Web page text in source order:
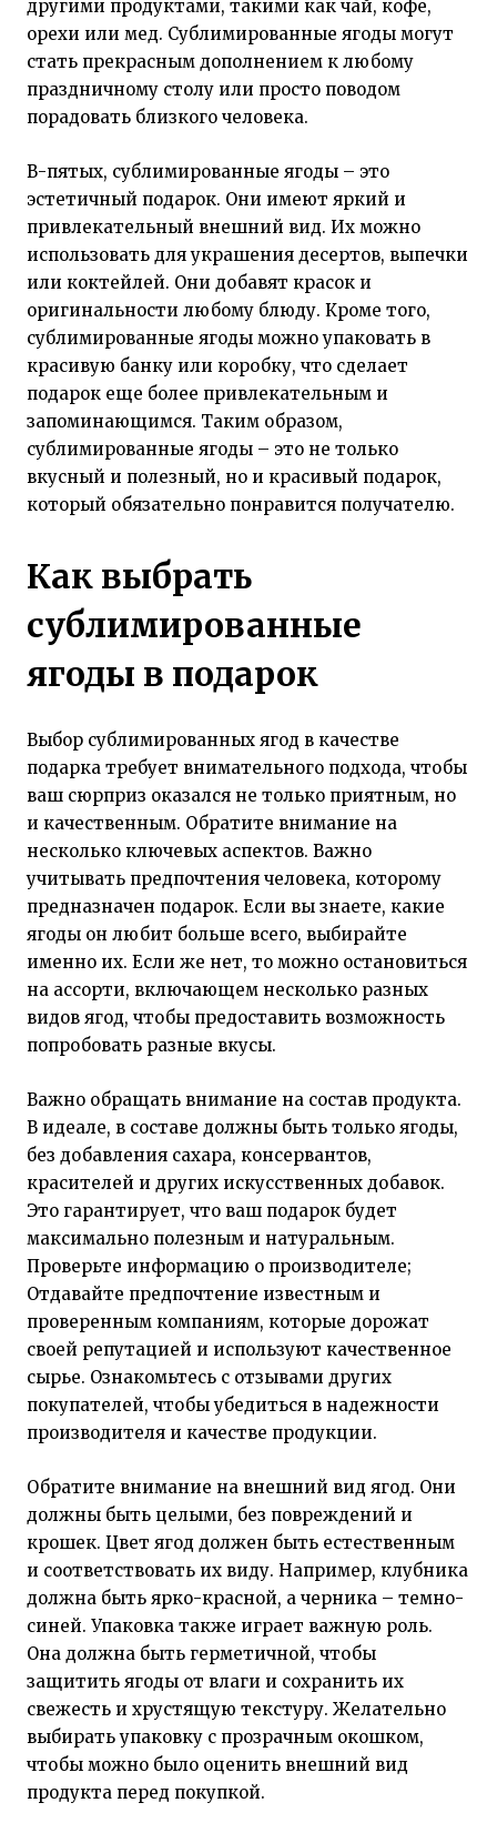
другими продуктами, такими как чай, кофе,
орехи или мед. Сублимированные ягоды могут
стать прекрасным дополнением к любому
праздничному столу или просто поводом
порадовать близкого человека.
В-пятых, сублимированные ягоды – это
эстетичный подарок. Они имеют яркий и
привлекательный внешний вид. Их можно
использовать для украшения десертов, выпечки
или коктейлей. Они добавят красок и
оригинальности любому блюду. Кроме того,
сублимированные ягоды можно упаковать в
красивую банку или коробку, что сделает
подарок еще более привлекательным и
запоминающимся. Таким образом,
сублимированные ягоды – это не только
вкусный и полезный, но и красивый подарок,
который обязательно понравится получателю.
Как выбрать
сублимированные
ягоды в подарок
Выбор сублимированных ягод в качестве
подарка требует внимательного подхода, чтобы
ваш сюрприз оказался не только приятным, но
и качественным. Обратите внимание на
несколько ключевых аспектов. Важно
учитывать предпочтения человека, которому
предназначен подарок. Если вы знаете, какие
ягоды он любит больше всего, выбирайте
именно их. Если же нет, то можно остановиться
на ассорти, включающем несколько разных
видов ягод, чтобы предоставить возможность
попробовать разные вкусы.
Важно обращать внимание на состав продукта.
В идеале, в составе должны быть только ягоды,
без добавления сахара, консервантов,
красителей и других искусственных добавок.
Это гарантирует, что ваш подарок будет
максимально полезным и натуральным.
Проверьте информацию о производителе;
Отдавайте предпочтение известным и
проверенным компаниям, которые дорожат
своей репутацией и используют качественное
сырье. Ознакомьтесь с отзывами других
покупателей, чтобы убедиться в надежности
производителя и качестве продукции.
Обратите внимание на внешний вид ягод. Они
должны быть целыми, без повреждений и
крошек. Цвет ягод должен быть естественным
и соответствовать их виду. Например, клубника
должна быть ярко-красной, а черника – темно-
синей. Упаковка также играет важную роль.
Она должна быть герметичной, чтобы
защитить ягоды от влаги и сохранить их
свежесть и хрустящую текстуру. Желательно
выбирать упаковку с прозрачным окошком,
чтобы можно было оценить внешний вид
продукта перед покупкой.